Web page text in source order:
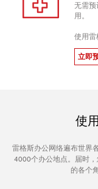
无需预
用。
使用雷
立即
使
雷格斯办公网络遍布世界
4000个办公地点。届时
的各个